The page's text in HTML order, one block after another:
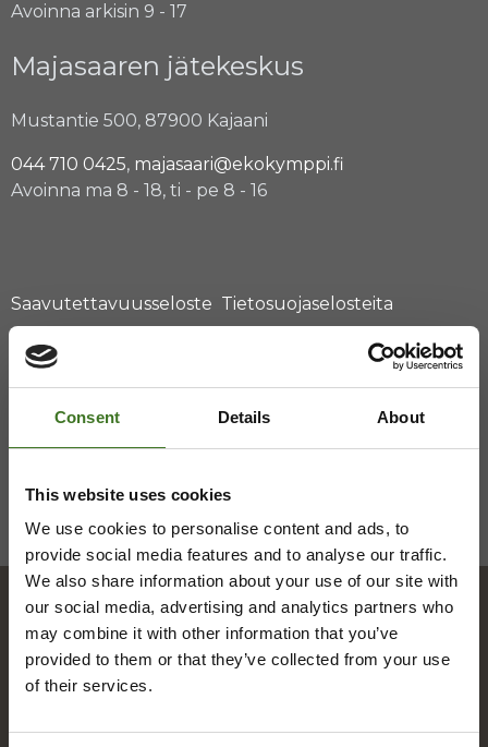
Consent Details About
This website uses cookies
We use cookies to personalise content and ads, to
provide social media features and to analyse our traffic.
We also share information about your use of our site with
our social media, advertising and analytics partners who
may combine it with other information that you’ve
provided to them or that they’ve collected from your use
of their services.
Avoinna arkisin 9 - 17
Majasaaren jätekeskus
Mustantie 500, 87900 Kajaani
044 710 0425, majasaari@ekokymppi.fi
Avoinna ma 8 - 18, ti - pe 8 - 16
Saavutettavuusseloste Tietosuojaselosteita
Hakemisto
A